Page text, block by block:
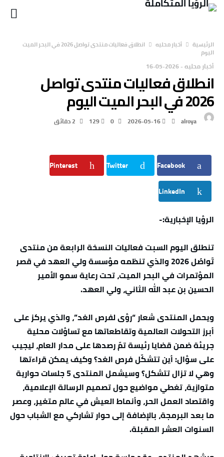
‫الرئيسية‬ أخبار محليه
انطلاق فعاليات منتدى تواصل 2026 في البحر الميت
اليوم
أخبار محليه-
2026-05-16
انطلاق فعاليات منتدى تواصل
2026 في البحر الميت اليوم
alroya
2026-05-16
129 2 ‫دقائق‬
Facebook
Twitter
Pinterest
LinkedIn
الرؤيا الإخبارية:-
تنطلق اليوم السبت فعاليات النسخة الرابعة من منتدى
تَواصُل 2026 والذي تنظمه مؤسسة ولي العهد في قصر
المؤتمرات في البحر الميت، تحت رعاية سمو الأمير
الحسين بن عبد الله الثاني، ولي العهد.
ويحمل المنتدى شعار “رؤى لفرص الغد”، والذي يركز على
أبرز التحولات العالمية وتقاطعاتها مع تساؤلات محلية
جريئة ضمن قضايا رئيسة تمّ رصدها على مدار العام، ليجيب
على سؤال: أين تتشكّل فرص الغد؟ وكيف يمكن قراءتها
وهي لا تزال تتشكل؟ وسيشمل المنتدى 5 جلسات حوارية
متوازية، تغطي مواضيع حول تصميم الرسالة الإعلامية،
واقتصاد العمل الحر، وأنماط العيش في عالم متغير، وعصر
ما بعد البرمجة، بالإضافة إلى حوار تشاركي مع الشباب حول
السنوات العشر المقبلة.